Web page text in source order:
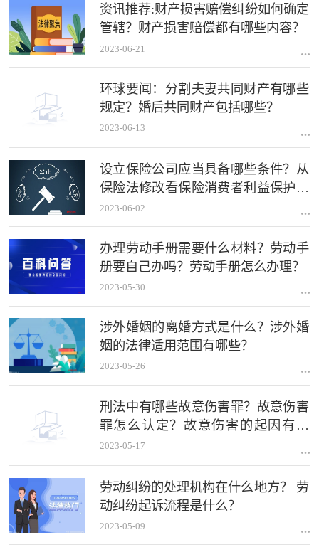
资讯推荐:财产损害赔偿纠纷如何确定
管辖？财产损害赔偿都有哪些内容？
2023-06-21
环球要闻：分割夫妻共同财产有哪些
规定？婚后共同财产包括哪些？
2023-06-13
设立保险公司应当具备哪些条件？从
保险法修改看保险消费者利益保护有
什么？
2023-06-02
办理劳动手册需要什么材料？劳动手
册要自己办吗？劳动手册怎么办理？
2023-05-30
涉外婚姻的离婚方式是什么？涉外婚
姻的法律适用范围有哪些？
2023-05-26
刑法中有哪些故意伤害罪？故意伤害
罪怎么认定？故意伤害的起因有哪
些？
2023-05-17
劳动纠纷的处理机构在什么地方？ 劳
动纠纷起诉流程是什么？
2023-05-09